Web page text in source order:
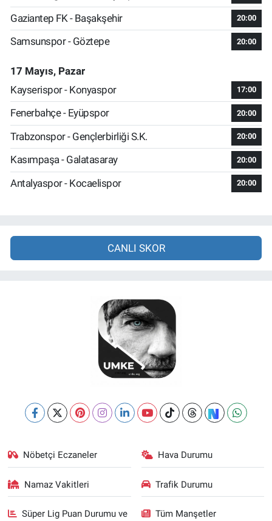
Gaziantep FK - Başakşehir 20:00
Samsunspor - Göztepe 20:00
17 Mayıs, Pazar
Kayserispor - Konyaspor
17:00
Fenerbahçe - Eyüpspor 20:00
Trabzonspor - Gençlerbirliği S.K. 20:00
Kasımpaşa - Galatasaray 20:00
Antalyaspor - Kocaelispor 20:00
CANLI SKOR
Nöbetçi Eczaneler Hava Durumu
Namaz Vakitleri Trafik Durumu
Süper Lig Puan Durumu ve
Tüm Manşetler